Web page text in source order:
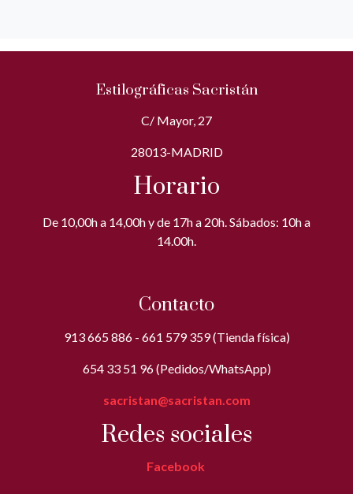
Estilográficas Sacristán
C/ Mayor, 27
28013-MADRID
Horario
De 10,00h a 14,00h y de 17h a 20h. Sábados: 10h a
14.00h.
Contacto
913 665 886 - 661 579 359 (Tienda física)
654 33 51 96 (Pedidos/WhatsApp)
sacristan@sacristan.com
Redes sociales
Facebook